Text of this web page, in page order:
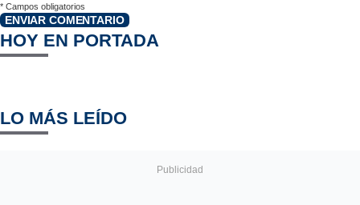
* Campos obligatorios
ENVIAR COMENTARIO
HOY EN PORTADA
LO MÁS LEÍDO